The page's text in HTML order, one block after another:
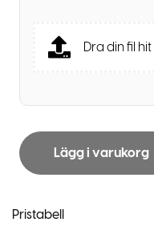
Dra din fil
Lägg i varukorg
Pristabell